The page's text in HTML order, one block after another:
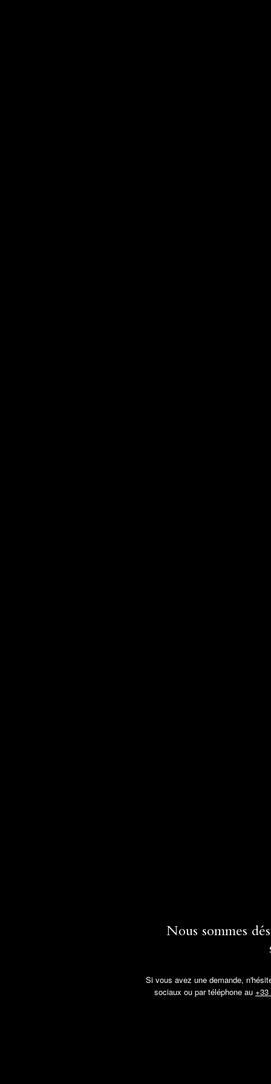
Nous sommes
Si vous avez une demande,
sociaux ou par téléphone au +33